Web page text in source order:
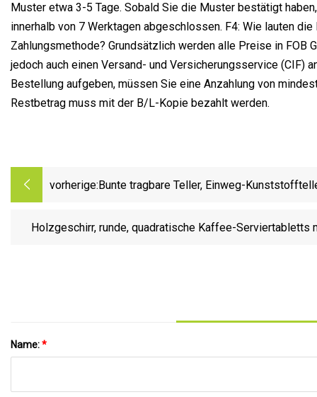
Muster etwa 3-5 Tage. Sobald Sie die Muster bestätigt
innerhalb von 7 Werktagen abgeschlossen. F4: Wie lauten
Zahlungsmethode? Grundsätzlich werden alle Preise in FOB
jedoch auch einen Versand- und Versicherungsservice (CIF)
Bestellung aufgeben, müssen Sie eine Anzahlung von
Restbetrag muss mit der B/L-Kopie bezahlt werden.
vorherige:Bunte tragbare Teller, Einweg-
Holzgeschirr, runde, quadratische Kaffee-Serviertabletts
Name:*